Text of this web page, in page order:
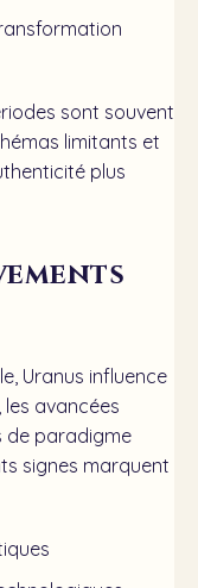
sont souvent
limitants et
plus
Uranus influence
avancées
de paradigme
signes marquent